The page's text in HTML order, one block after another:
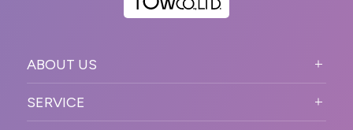
ABOUT US
PURPOSE
SERVICE